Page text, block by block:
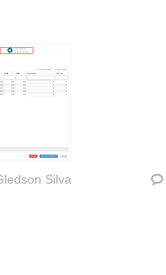
Silva